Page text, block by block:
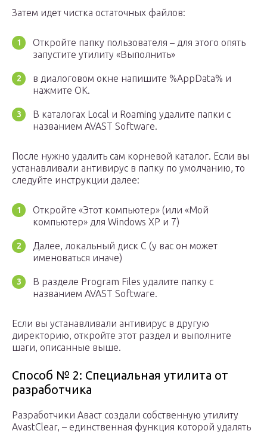
Затем идет чистка остаточных файлов:
Откройте папку пользователя – для этого опять
запустите утилиту «Выполнить»
в диалоговом окне напишите %AppData% и
нажмите OK.
В каталогах Local и Roaming удалите папки с
названием AVAST Software.
После нужно удалить сам корневой каталог. Если вы
устанавливали антивирус в папку по умолчанию, то
следуйте инструкции далее:
Откройте «Этот компьютер» (или «Мой
компьютер» для Windows XP и 7)
Далее, локальный диск С (у вас он может
именоваться иначе)
В разделе Program Files удалите папку с
названием AVAST Software.
Если вы устанавливали антивирус в другую
директорию, откройте этот раздел и выполните
шаги, описанные выше.
Способ № 2: Специальная утилита от
разработчика
Разработчики Аваст создали собственную утилиту
AvastClear, – единственная функция которой удалять